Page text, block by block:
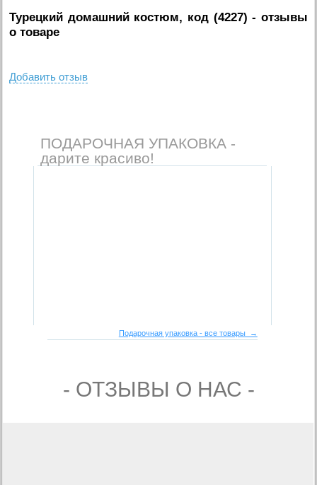
Турецкий домашний костюм, код (4227) - отзывы
о товаре
Добавить отзыв
ПОДАРОЧНАЯ УПАКОВКА -
дарите красиво!
Подарочная упаковка - все товары →
- ОТЗЫВЫ О НАС -